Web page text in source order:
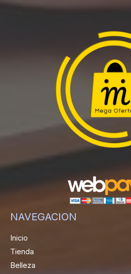
NAVEGACION
Inicio
Tienda
Belleza